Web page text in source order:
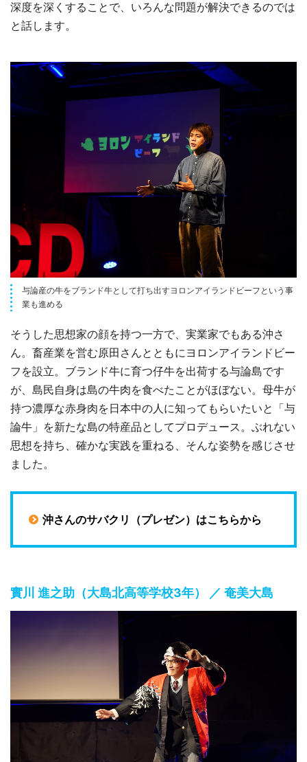
深度を深くすることで、いろんな問題が解決できるのでは
と話します。
与論産の牛をブランド牛として打ち出すヨロンアイランドビーフという事
業も進める
そうした思想家の顔を持つ一方で、実業家でもある沖さ
ん。畜産業を営む原田さんとともにヨロンアイランドビー
フを設立。ブランド牛に育つ仔牛を出荷する与論島です
が、島民自身は島の牛肉を食べたことがほぼない。母牛が
持つ濃厚な赤身肉を日本中の人に知ってもらいたいと「与
論牛」を新たな島の特産品としてプロデュース。ぶれない
思想を持ち、確かな実践を重ねる、そんな姿勢を感じさせ
ました。
沖さんのサバクリ（プレゼン）はこちらから
實川 進之助（大島北高等学校3年） ／ 奄美大島